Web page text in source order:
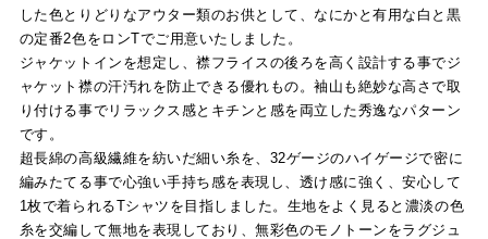
した色とりどりなアウター類のお供として、なにかと有用な白と黒
の定番2色をロンTでご用意いたしました。
ジャケットインを想定し、襟フライスの後ろを高く設計する事でジ
ャケット襟の汗汚れを防止できる優れもの。袖山も絶妙な高さで取
り付ける事でリラックス感とキチンと感を両立した秀逸なパターン
です。
超長綿の高級繊維を紡いだ細い糸を、32ゲージのハイゲージで密に
編みたてる事で心強い手持ち感を表現し、透け感に強く、安心して
1枚で着られるTシャツを目指しました。生地をよく見ると濃淡の色
糸を交編して無地を表現しており、無彩色のモノトーンをラグジュ